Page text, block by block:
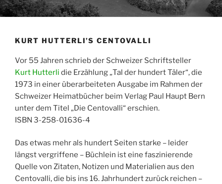
KURT HUTTERLI’S CENTOVALLI
Vor 55 Jahren schrieb der Schweizer Schriftsteller
Kurt Hutterli die Erzählung „Tal der hundert Täler“, die
1973 in einer überarbeiteten Ausgabe im Rahmen der
Schweizer Heimatbücher beim Verlag Paul Haupt Bern
unter dem Titel „Die Centovalli“ erschien.
ISBN 3-258-01636-4
Das etwas mehr als hundert Seiten starke – leider
längst vergriffene – Büchlein ist eine faszinierende
Quelle von Zitaten, Notizen und Materialien aus den
Centovalli, die bis ins 16. Jahrhundert zurück reichen –